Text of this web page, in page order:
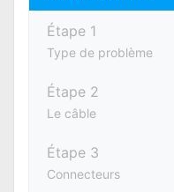
Étape 1
Type de problème
Étape 2
Le câble
Étape 3
Connecteurs